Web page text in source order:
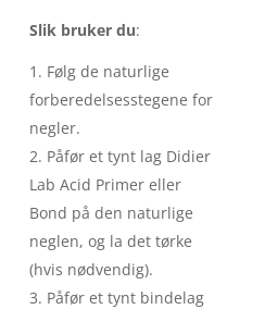
Slik bruker du:
Følg de naturlige
forberedelsesstegene for
negler.
Påfør et tynt lag Didier
Lab Acid Primer eller
Bond på den naturlige
neglen, og la det tørke
(hvis nødvendig).
Påfør et tynt bindelag